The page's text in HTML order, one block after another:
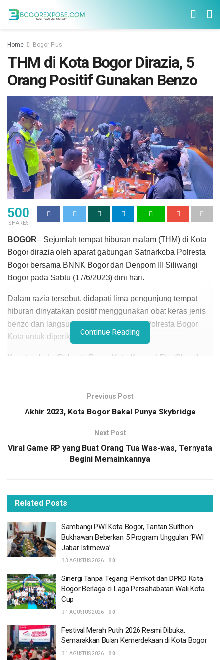
Home Bogor Plus
THM di Kota Bogor Dirazia, 5
Orang Positif Gunakan Benzo
500
SHARES
BOGOR– Sejumlah tempat hiburan malam (THM) di Kota
Bogor dirazia oleh aparat gabungan Satnarkoba Polresta
Bogor bersama BNNK Bogor dan Denpom III Siliwangi
Bogor pada Sabtu (17/6/2023) dini hari.
Dalam razia tersebut, didapati lima pengunjung tempat
hiburan dinyatakan positif menggunakan obat keras jenis
benzo dan langsung dibawa ke Markas Polresta Bogor
Kota untuk diperiksa lanjutan.
Kasatnarkoba Polresta Bogor Kota Kompol Eka Chandra
lebih lanjut mereka harus menjalani pemeriksaan di
markas Polresta.
“Lima positif obat keras, yaitu semacam obat penenang,
Jabar Istimewa’
Sinergi Tanpa Tegang: Pemkot dan DPRD Kota
Bogor Berlaga di Laga Persahabatan Wali Kota
Festival Merah Putih 2026 Resmi Dibuka,
Semarakkan Bulan Kemerdekaan di Kota
Bogor
1 AGUSTUS 2026
UIKA Luncurkan Program Orang Tua Asuh di
Puncak Milad ke-65
Continue Reading
Previous Post
Akhir 2023, Kota Bogor Bakal Punya Skybridge
Next Post
Viral Game RP yang Buat Orang Tua Was-was, Ternyata
Begini Memainkannya
Related Posts
Sambangi PWI Kota Bogor, Tantan Sulthon
Bukhawan Beberkan 5 Program Unggulan ‘PWI
Jabar Istimewa’
3 AGUSTUS 2026 0
Sinergi Tanpa Tegang: Pemkot dan DPRD Kota
Bogor Berlaga di Laga Persahabatan Wali Kota
Cup
1 AGUSTUS 2026 0
Festival Merah Putih 2026 Resmi Dibuka,
Semarakkan Bulan Kemerdekaan di Kota Bogor
1 AGUSTUS 2026 0